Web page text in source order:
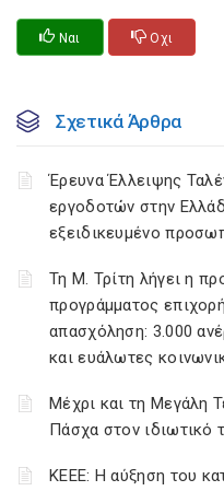
Ναι Οχι
Σχετικά Άρθρα
Έρευνα Έλλειψης
εργοδοτών στην
εξειδικευμένο
Τη Μ. Τρίτη λήγει η
προγράμματος
απασχόληση: 3.000
και ευάλωτες
Μέχρι και τη Μεγάλη
Πάσχα στον ιδιωτικό
ΚΕΕΕ: Η αύξηση του